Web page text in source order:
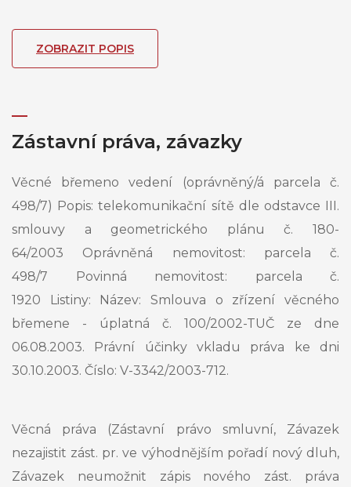
ZOBRAZIT POPIS
Zástavní práva, závazky
Věcné břemeno vedení (oprávněný/á parcela č.
498/7) Popis: telekomunikační sítě dle odstavce III.
smlouvy a geometrického plánu č. 180-
64/2003 Oprávněná nemovitost: parcela č.
498/7 Povinná nemovitost: parcela č.
1920 Listiny: Název: Smlouva o zřízení věcného
břemene - úplatná č. 100/2002-TUČ ze dne
06.08.2003. Právní účinky vkladu práva ke dni
30.10.2003. Číslo: V-3342/2003-712.
Věcná práva (Zástavní právo smluvní, Závazek
nezajistit zást. pr. ve výhodnějším pořadí nový dluh,
Závazek neumožnit zápis nového zást. práva